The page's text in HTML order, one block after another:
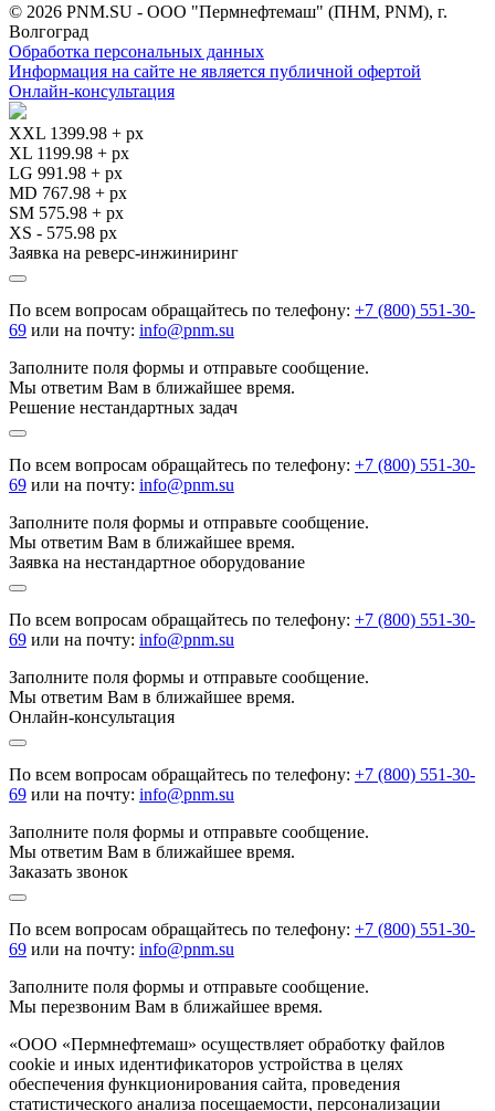
© 2026 PNM.SU - ООО "Пермнефтемаш" (ПНМ, PNM), г.
Волгоград
Обработка персональных данных
Информация на сайте не является публичной офертой
Онлайн-консультация
XXL 1399.98 + px
XL 1199.98 + px
LG 991.98 + px
MD 767.98 + px
SM 575.98 + px
XS - 575.98 px
Заявка на реверс-инжиниринг
По всем вопросам обращайтесь по телефону: +7 (800) 551-30-
69 или на почту: info@pnm.su
Заполните поля формы и отправьте сообщение.
Мы ответим Вам в ближайшее время.
Решение нестандартных задач
По всем вопросам обращайтесь по телефону: +7 (800) 551-30-
69 или на почту: info@pnm.su
Заполните поля формы и отправьте сообщение.
Мы ответим Вам в ближайшее время.
Заявка на нестандартное оборудование
По всем вопросам обращайтесь по телефону: +7 (800) 551-30-
69 или на почту: info@pnm.su
Заполните поля формы и отправьте сообщение.
Мы ответим Вам в ближайшее время.
Онлайн-консультация
По всем вопросам обращайтесь по телефону: +7 (800) 551-30-
69 или на почту: info@pnm.su
Заполните поля формы и отправьте сообщение.
Мы ответим Вам в ближайшее время.
Заказать звонок
По всем вопросам обращайтесь по телефону: +7 (800) 551-30-
69 или на почту: info@pnm.su
Заполните поля формы и отправьте сообщение.
Мы перезвоним Вам в ближайшее время.
«ООО «Пермнефтемаш» осуществляет обработку файлов
cookie и иных идентификаторов устройства в целях
обеспечения функционирования сайта, проведения
статистического анализа посещаемости, персонализации